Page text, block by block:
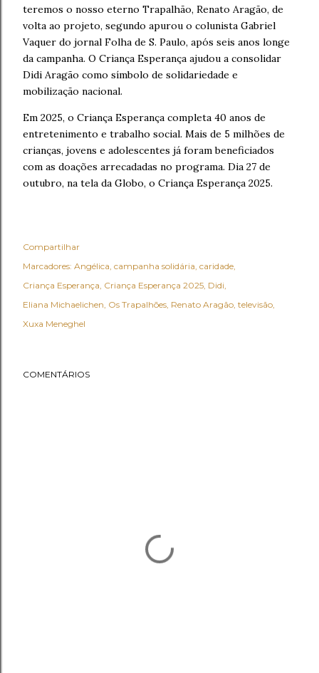
teremos o nosso eterno Trapalhão, Renato Aragão, de
volta ao projeto, segundo apurou o colunista Gabriel
Vaquer do jornal Folha de S. Paulo, após seis anos longe
da campanha. O Criança Esperança ajudou a consolidar
Didi Aragão como símbolo de solidariedade e
mobilização nacional.
Em 2025, o Criança Esperança completa 40 anos de
entretenimento e trabalho social. Mais de 5 milhões de
crianças, jovens e adolescentes já foram beneficiados
com as doações arrecadadas no programa. Dia 27 de
outubro, na tela da Globo, o Criança Esperança 2025.
Compartilhar
Marcadores: Angélica campanha solidária caridade
Criança Esperança Criança Esperança 2025 Didi
Eliana Michaelichen Os Trapalhões Renato Aragão televisão
Xuxa Meneghel
COMENTÁRIOS